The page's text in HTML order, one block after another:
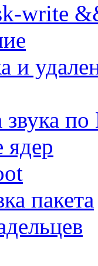
write
и
звука
ядер
пакета